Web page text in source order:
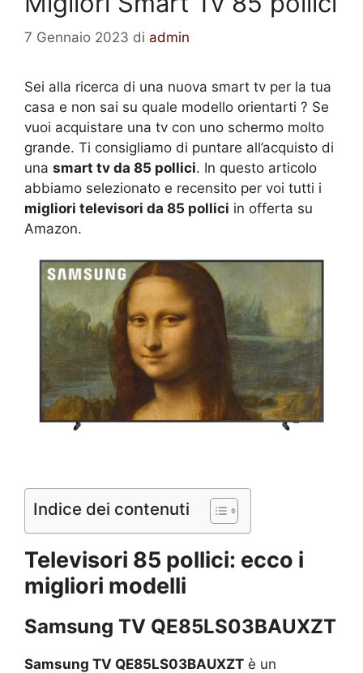
7 Gennaio 2023 di admin
Sei alla ricerca di una nuova smart tv per la tua
casa e non sai su quale modello orientarti ? Se
vuoi acquistare una tv con uno schermo molto
grande. Ti consigliamo di puntare all’acquisto di
una smart tv da 85 pollici. In questo articolo
abbiamo selezionato e recensito per voi tutti i
migliori televisori da 85 pollici in offerta su
Amazon.
Indice dei contenuti
Televisori 85 pollici: ecco i
migliori modelli
Samsung TV QE85LS03BAUXZT
Samsung TV QE85LS03BAUXZT è un